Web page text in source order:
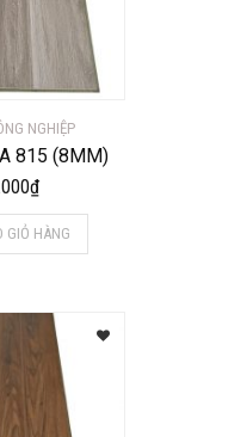
NGHIỆP
815 (8MM)
₫
GIỎ HÀNG